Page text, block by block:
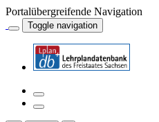
Portalübergreifende Navigation
Toggle navigation